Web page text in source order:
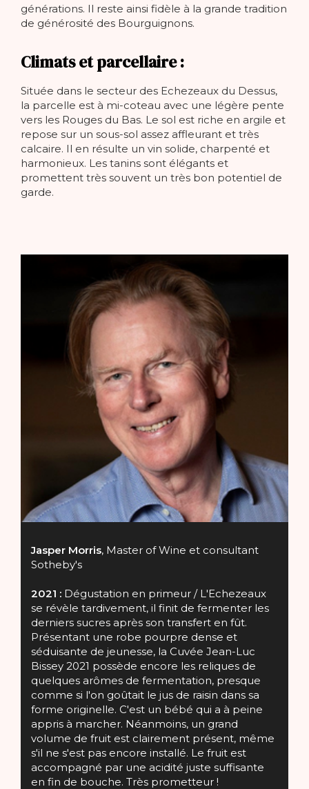
générations. Il reste ainsi fidèle à la grande tradition
de générosité des Bourguignons.
Climats et parcellaire :
Située dans le secteur des Echezeaux du Dessus,
la parcelle est à mi-coteau avec une légère pente
vers les Rouges du Bas. Le sol est riche en argile et
repose sur un sous-sol assez affleurant et très
calcaire. Il en résulte un vin solide, charpenté et
harmonieux. Les tanins sont élégants et
promettent très souvent un très bon potentiel de
garde.
Jasper Morris, Master of Wine et consultant
Sotheby's
2021 : Dégustation en primeur / L'Echezeaux
se révèle tardivement, il finit de fermenter les
derniers sucres après son transfert en fût.
Présentant une robe pourpre dense et
séduisante de jeunesse, la Cuvée Jean-Luc
Bissey 2021 possède encore les reliques de
quelques arômes de fermentation, presque
comme si l'on goûtait le jus de raisin dans sa
forme originelle. C'est un bébé qui a à peine
appris à marcher. Néanmoins, un grand
volume de fruit est clairement présent, même
s'il ne s'est pas encore installé. Le fruit est
accompagné par une acidité juste suffisante
en fin de bouche. Très prometteur !